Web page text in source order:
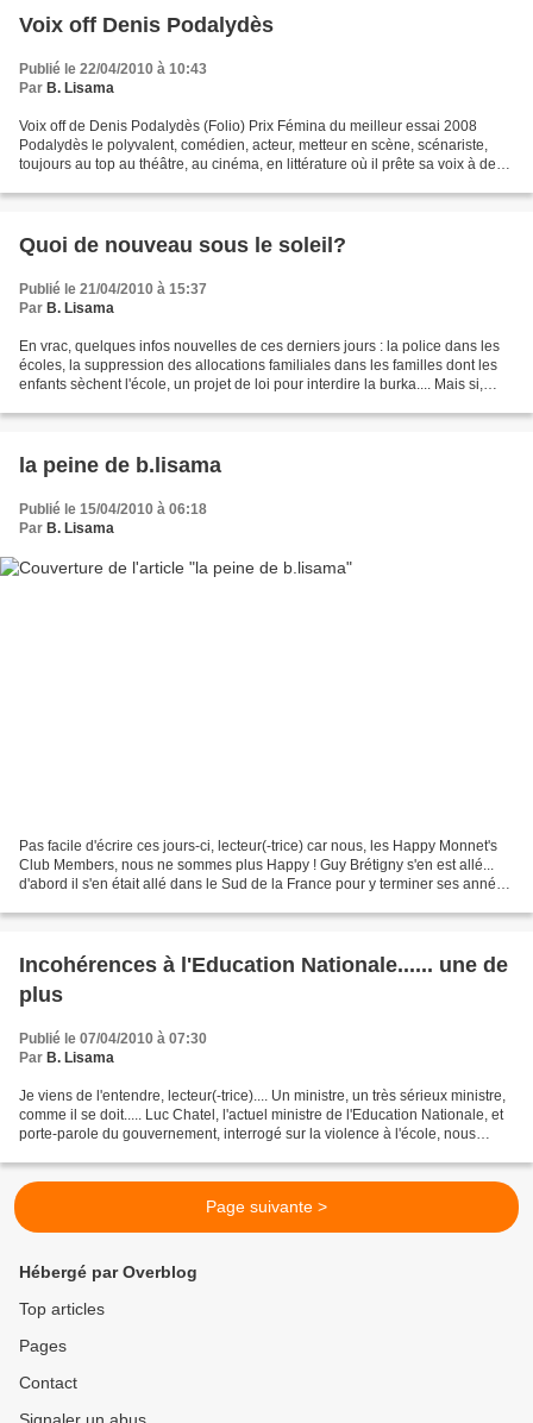
Voix off Denis Podalydès
Publié le 22/04/2010 à 10:43
Par B. Lisama
Voix off de Denis Podalydès (Folio) Prix Fémina du meilleur essai 2008
Podalydès le polyvalent, comédien, acteur, metteur en scène, scénariste,
toujours au top au théâtre, au cinéma, en littérature où il prête sa voix à de
Quoi de nouveau sous le soleil?
Publié le 21/04/2010 à 15:37
Par B. Lisama
En vrac, quelques infos nouvelles de ces derniers jours : la police dans les
écoles, la suppression des allocations familiales dans les familles dont les
enfants sèchent l'école, un projet de loi pour interdire la burka.... Mais si,
la peine de b.lisama
Publié le 15/04/2010 à 06:18
Par B. Lisama
Pas facile d'écrire ces jours-ci, lecteur(-trice) car nous, les Happy Monnet's
Club Members, nous ne sommes plus Happy ! Guy Brétigny s'en est allé...
d'abord il s'en était allé dans le Sud de la France pour y terminer ses années
Incohérences à l'Education Nationale...... une de
plus
Publié le 07/04/2010 à 07:30
Par B. Lisama
Je viens de l'entendre, lecteur(-trice).... Un ministre, un très sérieux ministre,
comme il se doit..... Luc Chatel, l'actuel ministre de l'Education Nationale, et
porte-parole du gouvernement, interrogé sur la violence à l'école, nous
Page suivante >
Hébergé par Overblog
Top articles
Pages
Contact